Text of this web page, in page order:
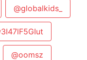
@globalkids_
@oomsz